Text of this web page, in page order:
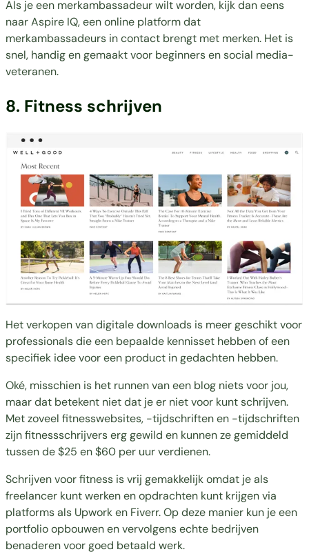
Als je een merkambassadeur wilt worden, kijk dan eens
naar Aspire IQ, een online platform dat
merkambassadeurs in contact brengt met merken. Het is
snel, handig en gemaakt voor beginners en social media-
veteranen.
8. Fitness schrijven
Het verkopen van digitale downloads is meer geschikt voor
professionals die een bepaalde kennisset hebben of een
specifiek idee voor een product in gedachten hebben.
Oké, misschien is het runnen van een blog niets voor jou,
maar dat betekent niet dat je er niet voor kunt schrijven.
Met zoveel fitnesswebsites, -tijdschriften en -tijdschriften
zijn fitnessschrijvers erg gewild en kunnen ze gemiddeld
tussen de $25 en $60 per uur verdienen.
Schrijven voor fitness is vrij gemakkelijk omdat je als
freelancer kunt werken en opdrachten kunt krijgen via
platforms als Upworken Fiverr. Op deze manier kun je een
portfolio opbouwen en vervolgens echte bedrijven
benaderen voor goed betaald werk.